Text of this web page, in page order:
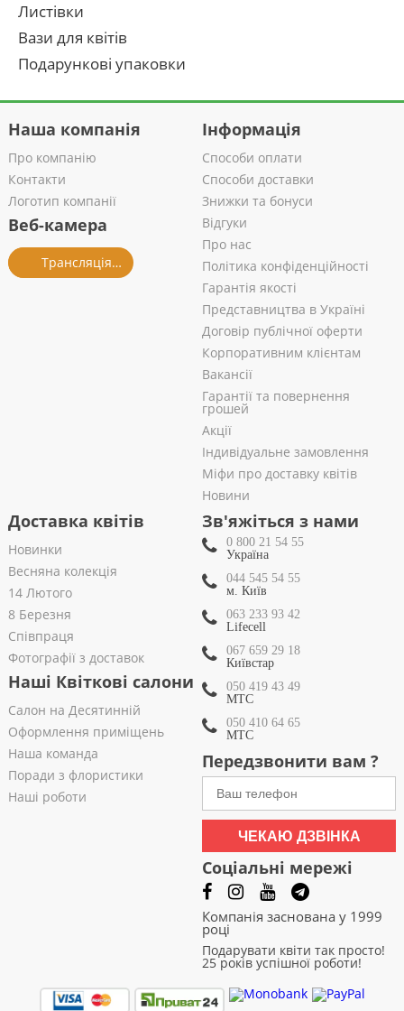
Листівки
Вази для квітів
Подарункові упаковки
Наша компанія
Про компанію
Контакти
Логотип компанії
Веб-камера
Трансляція із салону
Інформація
Способи оплати
Способи доставки
Знижки та бонуси
Відгуки
Про нас
Політика конфіденційності
Гарантія якості
Представництва в Україні
Договір публічної оферти
Корпоративним клієнтам
Вакансії
Гарантії та повернення
грошей
Акції
Індивідуальне замовлення
Міфи про доставку квітів
Новини
Доставка квітів
Новинки
Весняна колекція
14 Лютого
8 Березня
Співпраця
Фотографії з доставок
Наші Квіткові салони
Салон на Десятинній
Оформлення приміщень
Наша команда
Поради з флористики
Наші роботи
Зв'яжіться з нами
0 800 21 54 55
Україна
044 545 54 55
м. Київ
063 233 93 42
Lifecell
067 659 29 18
Київстар
050 419 43 49
МТС
050 410 64 65
МТС
Передзвонити вам ?
ЧЕКАЮ ДЗВІНКА
Соціальні мережі
Компанія заснована у 1999
році
Подарувати квіти так просто!
25 років успішної роботи!